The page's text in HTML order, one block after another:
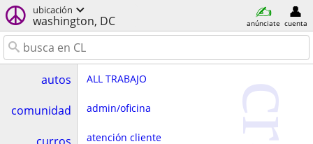
ubicación
washington, DC anúnciate cuenta
autos
comunidad
ALL TRABAJO
admin/oficina
atención cliente